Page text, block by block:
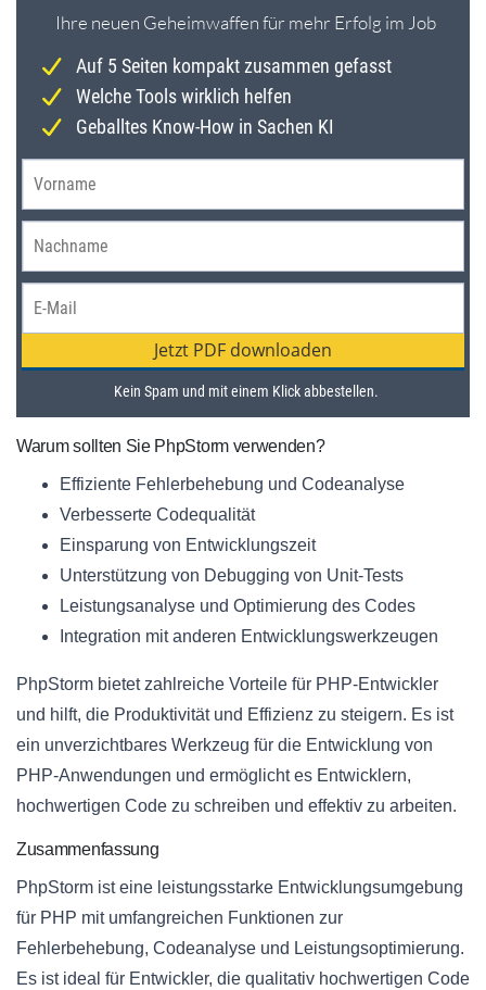
Warum sollten Sie PhpStorm verwenden?
Effiziente Fehlerbehebung und Codeanalyse
Verbesserte Codequalität
Einsparung von Entwicklungszeit
Unterstützung von Debugging von Unit-Tests
Leistungsanalyse und Optimierung des Codes
Integration mit anderen Entwicklungswerkzeugen
PhpStorm bietet zahlreiche Vorteile für PHP-Entwickler
und hilft, die Produktivität und Effizienz zu steigern. Es ist
ein unverzichtbares Werkzeug für die Entwicklung von
PHP-Anwendungen und ermöglicht es Entwicklern,
hochwertigen Code zu schreiben und effektiv zu arbeiten.
Zusammenfassung
PhpStorm ist eine leistungsstarke Entwicklungsumgebung
für PHP mit umfangreichen Funktionen zur
Fehlerbehebung, Codeanalyse und Leistungsoptimierung.
Es ist ideal für Entwickler, die qualitativ hochwertigen Code